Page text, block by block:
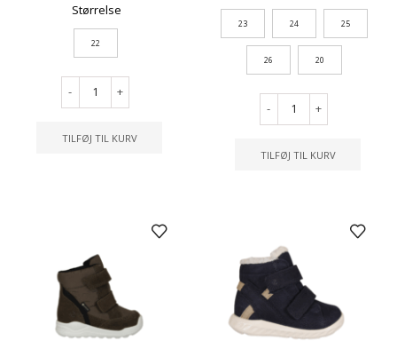
Størrelse
22
- +
TILFØJ TIL KURV
23 24 25
26 20
- +
TILFØJ TIL KURV